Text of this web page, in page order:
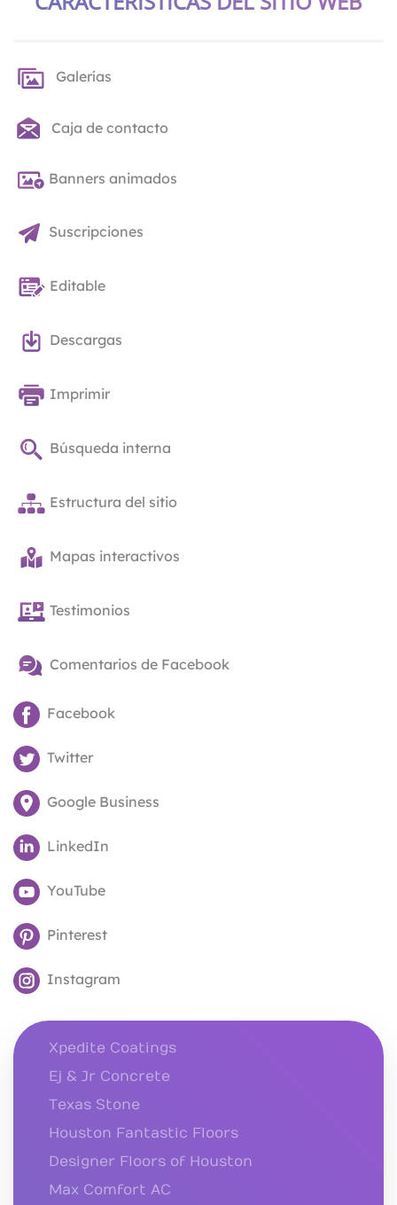
Galerías
Caja de contacto
Banners animados
Suscripciones
Editable
Descargas
Imprimir
Búsqueda interna
Estructura del sitio
Mapas interactivos
Testimonios
Comentarios de Facebook
Facebook
Twitter
Google Business
LinkedIn
YouTube
Pinterest
Instagram
Xpedite Coatings
Ej & Jr Concrete
Texas Stone
Houston Fantastic Floors
Designer Floors of Houston
Max Comfort AC